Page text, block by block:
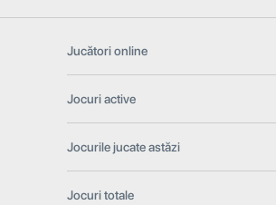
Jucători online
Jocuri active
Jocurile jucate astăzi
Jocuri totale